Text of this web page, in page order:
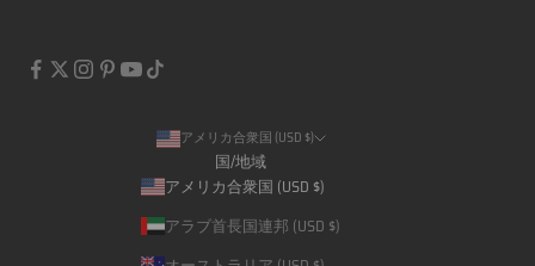
アメリカ合衆国 (USD $)
国/地域
アメリカ合衆国 (USD $)
アラブ首長国連邦 (USD $)